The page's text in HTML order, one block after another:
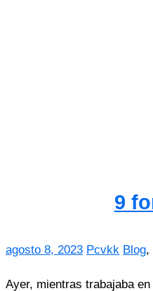
9
agosto 8, 2023 Pcvkk Blog,
Ayer, mientras trabajaba